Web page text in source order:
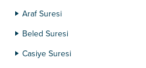
Araf Suresi
Beled Suresi
Casiye Suresi